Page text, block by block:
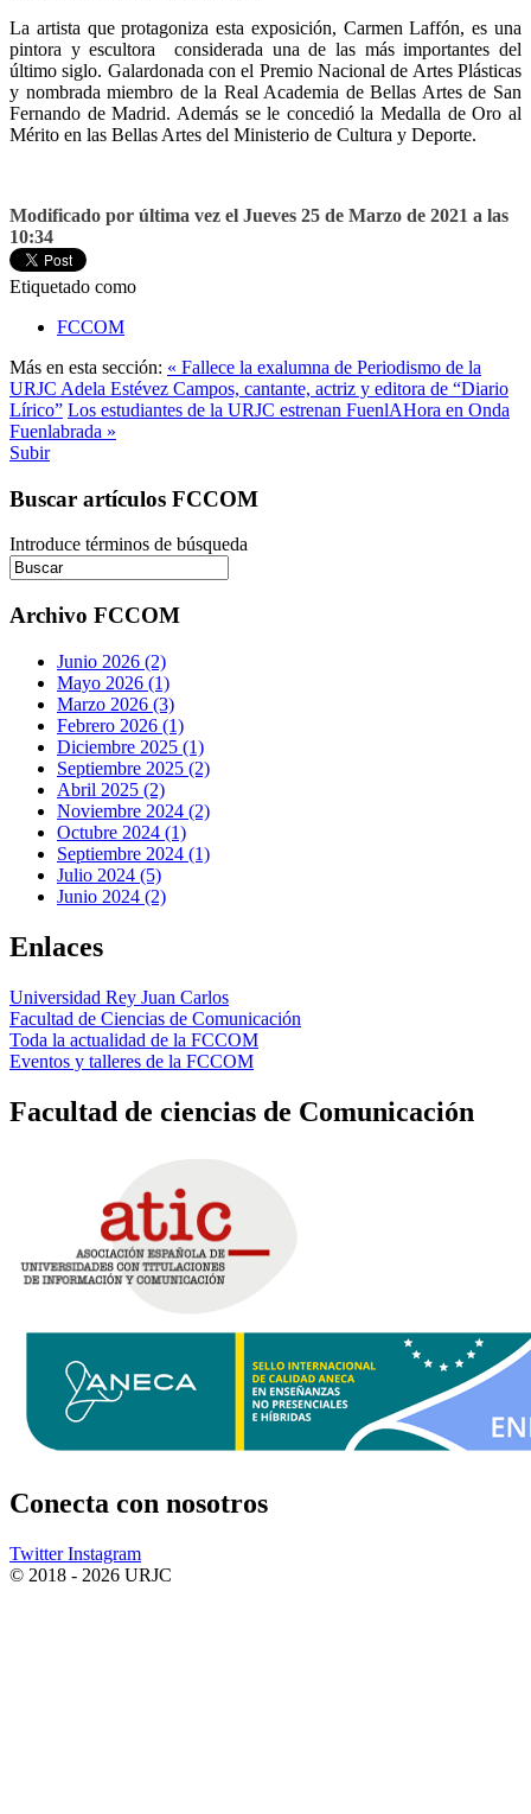
La artista que protagoniza esta exposición, Carmen Laffón, es una
pintora y escultora
considerada una de las más importantes del
último siglo. Galardonada con el Premio Nacional de Artes Plásticas
y nombrada miembro de la Real Academia de Bellas Artes de San
Fernando de Madrid. Además se le concedió la Medalla de Oro al
Mérito en las Bellas Artes del Ministerio de Cultura y Deporte.
Modificado por última vez el Jueves 25 de Marzo de 2021 a las
10:34
Etiquetado como
FCCOM
Más en esta sección: « Fallece la exalumna de Periodismo de la
URJC Adela Estévez Campos, cantante, actriz y editora de “Diario
Lírico” Los estudiantes de la URJC estrenan FuenlAHora en Onda
Fuenlabrada »
Subir
Buscar artículos FCCOM
Introduce términos de búsqueda
Archivo FCCOM
Junio 2026 (2)
Mayo 2026 (1)
Marzo 2026 (3)
Febrero 2026 (1)
Diciembre 2025 (1)
Septiembre 2025 (2)
Abril 2025 (2)
Noviembre 2024 (2)
Octubre 2024 (1)
Septiembre 2024 (1)
Julio 2024 (5)
Junio 2024 (2)
Enlaces
Universidad Rey Juan Carlos
Facultad de Ciencias de Comunicación
Toda la actualidad de la FCCOM
Eventos y talleres de la FCCOM
Facultad de ciencias de Comunicación
Conecta con nosotros
Twitter Instagram
© 2018 - 2026 URJC